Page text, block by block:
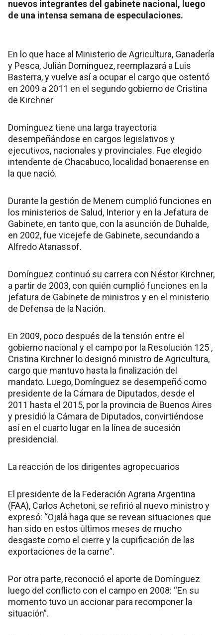
nuevos integrantes del gabinete nacional, luego
de una intensa semana de especulaciones.
En lo que hace al Ministerio de Agricultura, Ganadería
y Pesca, Julián Domínguez, reemplazará a Luis
Basterra, y vuelve así a ocupar el cargo que ostentó
en 2009 a 2011 en el segundo gobierno de Cristina
de Kirchner
Domínguez tiene una larga trayectoria
desempeñándose en cargos legislativos y
ejecutivos, nacionales y provinciales. Fue elegido
intendente de Chacabuco, localidad bonaerense en
la que nació.
Durante la gestión de Menem cumplió funciones en
los ministerios de Salud, Interior y en la Jefatura de
Gabinete, en tanto que, con la asunción de Duhalde,
en 2002, fue vicejefe de Gabinete, secundando a
Alfredo Atanassof.
Domínguez continuó su carrera con Néstor Kirchner,
a partir de 2003, con quién cumplió funciones en la
jefatura de Gabinete de ministros y en el ministerio
de Defensa de la Nación.
En 2009, poco después de la tensión entre el
gobierno nacional y el campo por la Resolución 125 ,
Cristina Kirchner lo designó ministro de Agricultura,
cargo que mantuvo hasta la finalización del
mandato. Luego, Domínguez se desempeñó como
presidente de la Cámara de Diputados, desde el
2011 hasta el 2015, por la provincia de Buenos Aires
y presidió la Cámara de Diputados, convirtiéndose
así en el cuarto lugar en la línea de sucesión
presidencial.
La reacción de los dirigentes agropecuarios
El presidente de la Federación Agraria Argentina
(FAA), Carlos Achetoni, se refirió al nuevo ministro y
expresó: “Ojalá haga que se revean situaciones que
han sido en estos últimos meses de mucho
desgaste como el cierre y la cupificación de las
exportaciones de la carne”.
Por otra parte, reconoció el aporte de Domínguez
luego del conflicto con el campo en 2008: “En su
momento tuvo un accionar para recomponer la
situación”.